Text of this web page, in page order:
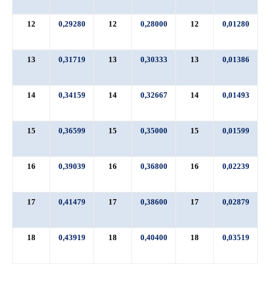
12 0,29280 12 0,28000 12 0,01280
13 0,31719 13 0,30333 13 0,01386
14 0,34159 14 0,32667 14 0,01493
15 0,36599 15 0,35000 15 0,01599
16 0,39039 16 0,36800 16 0,02239
17 0,41479 17 0,38600 17 0,02879
18 0,43919 18 0,40400 18 0,03519